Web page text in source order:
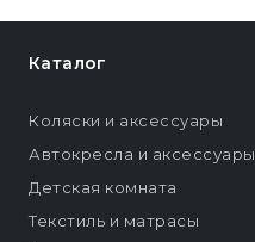
Каталог
Коляски и аксессуары
Автокресла и аксессуары
Детская комната
Текстиль и матрасы